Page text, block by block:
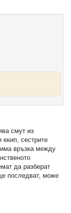
смут из
екип, сестрите
връзка между
да разберат
последват, може